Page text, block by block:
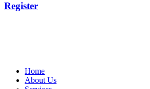
Register
Home
About Us